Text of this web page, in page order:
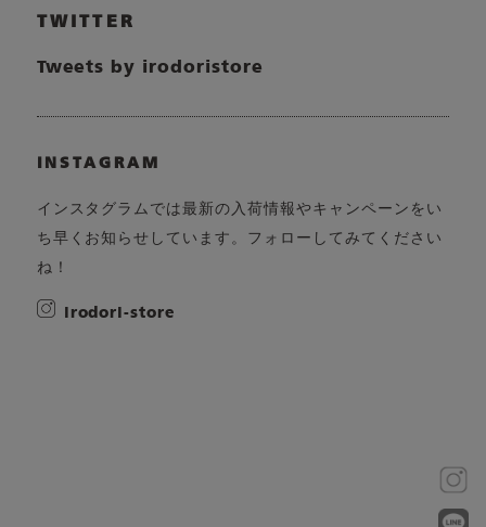
TWITTER
Tweets by irodoristore
INSTAGRAM
インスタグラムでは最新の入荷情報やキャンペーンをい
ち早くお知らせしています。フォローしてみてください
ね！
irodori-store